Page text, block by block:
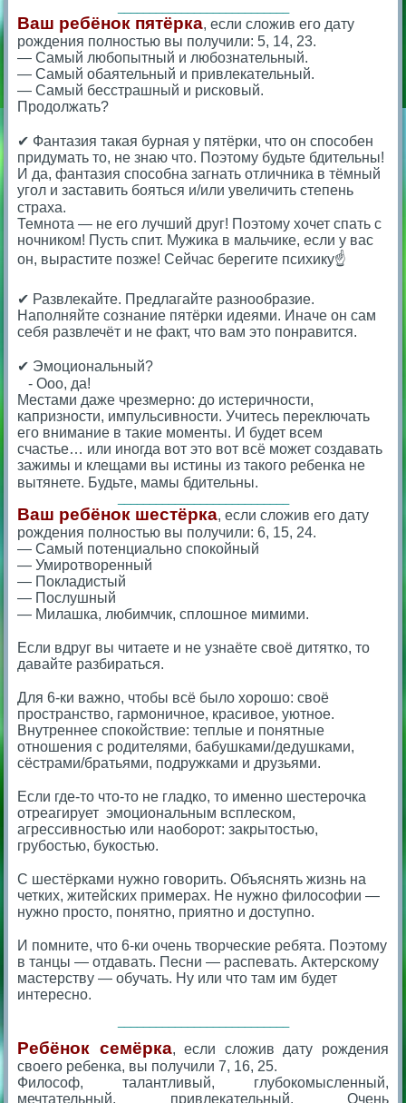
Ваш ребёнок пятёрка, если сложив его дату
рождения полностью вы получили: 5, 14, 23.
— Самый любопытный и любознательный.
— Самый обаятельный и привлекательный.
— Самый бесстрашный и рисковый.
Продолжать?
✔ Фантазия такая бурная у пятёрки, что он способен
придумать то, не знаю что. Поэтому будьте бдительны!
И да, фантазия способна загнать отличника в тёмный
угол и заставить бояться и/или увеличить степень
страха. ⠀
Темнота — не его лучший друг! Поэтому хочет спать с
ночником! Пусть спит. Мужика в мальчике, если у вас
он, вырастите позже! Сейчас берегите психику☝️
✔ Развлекайте. Предлагайте разнообразие.
Наполняйте сознание пятёрки идеями. Иначе он сам
себя развлечёт и не факт, что вам это понравится.
✔ Эмоциональный?
⠀- Ооо, да!
Местами даже чрезмерно: до истеричности,
капризности, импульсивности. Учитесь переключать
его внимание в такие моменты. И будет всем
счастье… или иногда вот это вот всё может создавать
зажимы и клещами вы истины из такого ребенка не
вытянете. Будьте, мамы бдительны.⠀
Ваш ребёнок шестёрка, если сложив его дату
рождения полностью вы получили: 6, 15, 24.
— Самый потенциально спокойный
— Умиротворенный
— Покладистый
— Послушный
— Милашка, любимчик, сплошное мимими.
Если вдруг вы читаете и не узнаёте своё дитятко, то
давайте разбираться.
Для 6-ки важно, чтобы всё было хорошо: своё
пространство, гармоничное, красивое, уютное.
Внутреннее спокойствие: теплые и понятные
отношения с родителями, бабушками/дедушками,
сёстрами/братьями, подружками и друзьями.
Если где-то что-то не гладко, то именно шестерочка
отреагирует эмоциональным всплеском,
агрессивностью или наоборот: закрытостью,
грубостью, букостью.
С шестёрками нужно говорить. Объяснять жизнь на
четких, житейских примерах. Не нужно философии —
нужно просто, понятно, приятно и доступно.
И помните, что 6-ки очень творческие ребята. Поэтому
в танцы — отдавать. Песни — распевать. Актерскому
мастерству — обучать. Ну или что там им будет
интересно.
Ребёнок семёрка, если сложив дату рождения
своего ребенка, вы получили 7, 16, 25.
Философ, талантливый, глубокомысленный,
мечтательный, привлекательный. Очень